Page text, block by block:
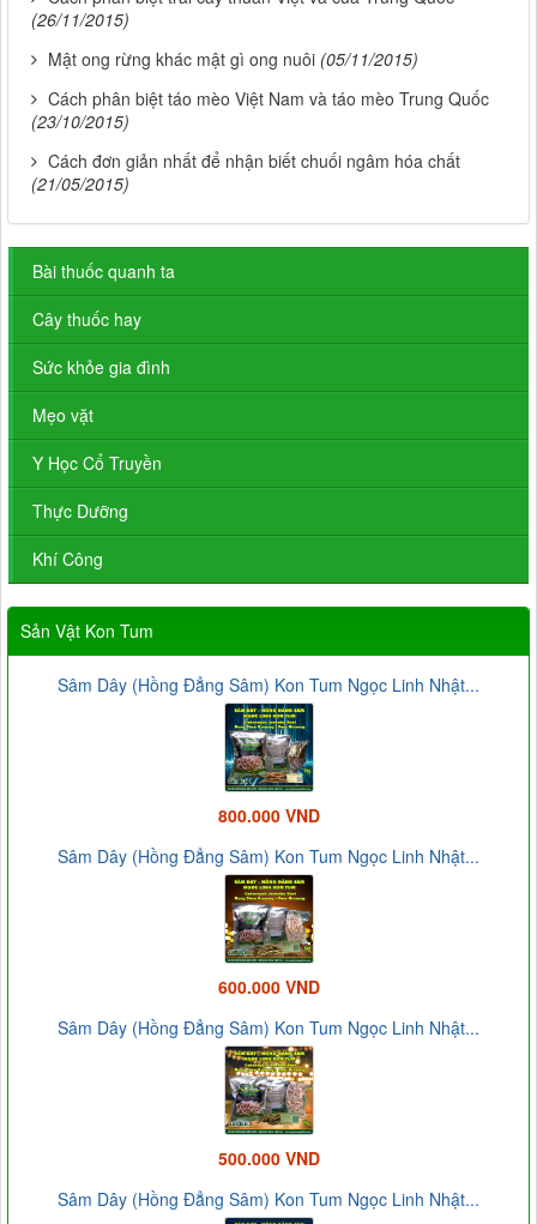
(26/11/2015)
Mật ong rừng khác mật gì ong nuôi (05/11/2015)
Cách phân biệt táo mèo Việt Nam và táo mèo Trung Quốc
(23/10/2015)
Cách đơn giản nhất để nhận biết chuối ngâm hóa chất
(21/05/2015)
Bài thuốc quanh ta
Cây thuốc hay
Sức khỏe gia đình
Mẹo vặt
Y Học Cổ Truyền
Thực Dưỡng
Khí Công
Sản Vật Kon Tum
Sâm Dây (Hồng Đẳng Sâm) Kon Tum Ngọc Linh Nhật...
800.000 VND
Sâm Dây (Hồng Đẳng Sâm) Kon Tum Ngọc Linh Nhật...
600.000 VND
Sâm Dây (Hồng Đẳng Sâm) Kon Tum Ngọc Linh Nhật...
500.000 VND
Sâm Dây (Hồng Đẳng Sâm) Kon Tum Ngọc Linh Nhật...